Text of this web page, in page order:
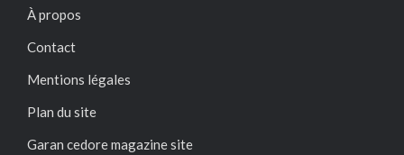
À propos
Contact
Mentions légales
Plan du site
Garan cedore magazine site